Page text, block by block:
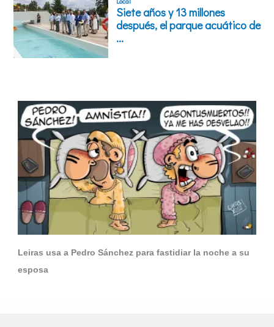
Leiras usa a Pedro Sánchez para fastidiar la noche a su
esposa